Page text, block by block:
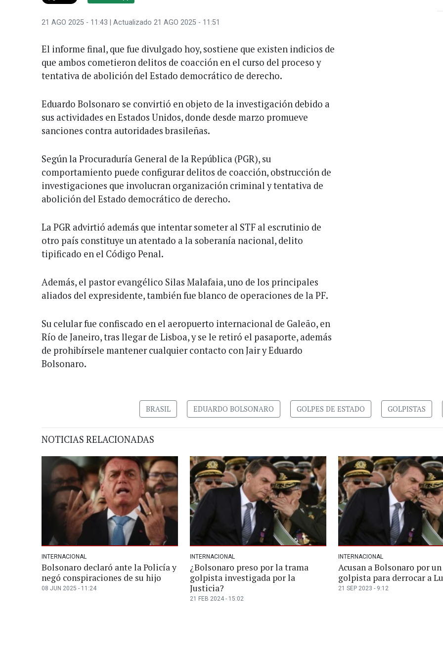
21 AGO 2025 - 11:43 | Actualizado 21 AGO 2025 - 11:51
El informe final, que fue divulgado hoy, sostiene que existen indicios de
que ambos cometieron delitos de coacción en el curso del proceso y
tentativa de abolición del Estado democrático de derecho.
Eduardo Bolsonaro se convirtió en objeto de la investigación debido a
sus actividades en Estados Unidos, donde desde marzo promueve
sanciones contra autoridades brasileñas.
Según la Procuraduría General de la República (PGR), su
comportamiento puede configurar delitos de coacción, obstrucción de
investigaciones que involucran organización criminal y tentativa de
abolición del Estado democrático de derecho.
La PGR advirtió además que intentar someter al STF al escrutinio de
otro país constituye un atentado a la soberanía nacional, delito
tipificado en el Código Penal.
Además, el pastor evangélico Silas Malafaia, uno de los principales
aliados del expresidente, también fue blanco de operaciones de la PF.
Su celular fue confiscado en el aeropuerto internacional de Galeão, en
Río de Janeiro, tras llegar de Lisboa, y se le retiró el pasaporte, además
de prohibírsele mantener cualquier contacto con Jair y Eduardo
Bolsonaro.
BRASIL EDUARDO BOLSONARO GOLPES DE ESTADO GOLPISTAS
NOTICIAS RELACIONADAS
INTERNACIONAL
Bolsonaro declaró ante la Policía y
negó conspiraciones de su hijo
08 JUN 2025 - 11:24
INTERNACIONAL
¿Bolsonaro preso por la trama
golpista investigada por la
Justicia?
21 FEB 2024 - 15:02
INTERNACIONAL
Acusan a Bolsonaro por
golpista para derrocar a
21 SEP 2023 - 9:12